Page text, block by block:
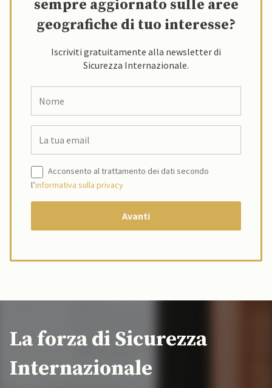
sempre aggiornato sulle aree
geografiche di tuo interesse?
Iscriviti gratuitamente alla newsletter di
Sicurezza Internazionale.
Acconsento al trattamento dei dati secondo
l’informativa sulla privacy
La forza di Sicurezza
Internazionale